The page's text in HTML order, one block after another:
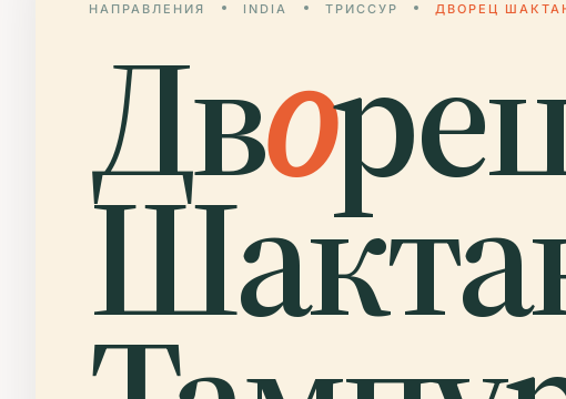
НАПРАВЛЕНИЯ INDIA ТРИССУР ДВОРЕЦ
Дво